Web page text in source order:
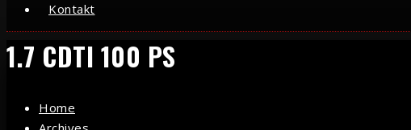
Kontakt
1.7 CDTI 100 PS
Home